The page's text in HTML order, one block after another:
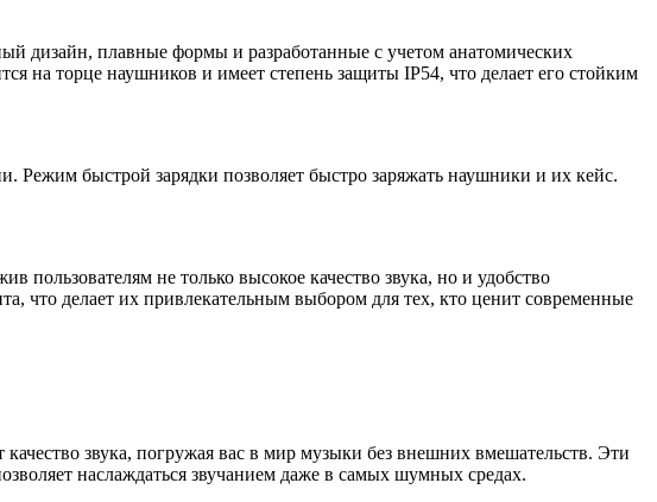
дизайн, плавные формы и разработанные с учетом анатомических
на торце наушников и имеет степень защиты IP54, что делает его стойким
быстрой зарядки позволяет быстро заряжать наушники и их кейс.
не только высокое качество звука, но и удобство
что делает их привлекательным выбором для тех, кто ценит современные
звука, погружая вас в мир музыки без внешних вмешательств. Эти
наслаждаться звучанием даже в самых шумных средах.